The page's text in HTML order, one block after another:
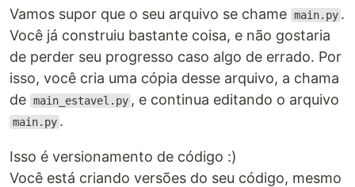
Vamos supor que o seu arquivo se chame main.py .
Você já construiu bastante coisa, e não gostaria
de perder seu progresso caso algo de errado. Por
isso, você cria uma cópia desse arquivo, a chama
de main_estavel.py , e continua editando o arquivo
main.py .
Isso é versionamento de código :)
Você está criando versões do seu código, mesmo